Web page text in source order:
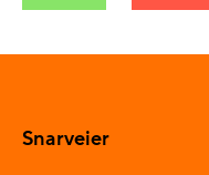
Snarveier